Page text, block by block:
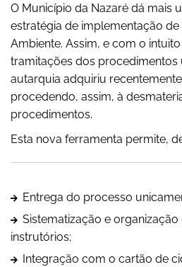
O Município da Nazaré dá mais
estratégia de implementação
Ambiente. Assim, e com o
tramitações dos procedimentos
autarquia adquiriu
procedendo, assim, à
procedimentos.
Esta nova ferramenta permite,
Entrega do processo
Sistematização e
instrutórios;
Integração com o cartão de